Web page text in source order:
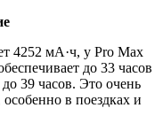
4252 мА·ч, у Pro Max
до 33 часов
39 часов. Это очень
в поездках и